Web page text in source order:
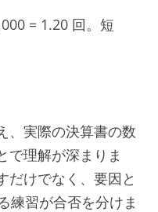
= 1.20 回。短
、実際の決算書の数
で理解が深まりま
だけでなく、要因と
練習が合否を分けま